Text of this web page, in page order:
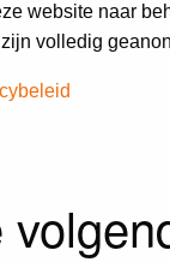
website naar
volledig